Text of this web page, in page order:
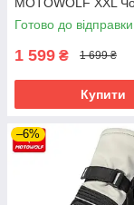
MDL0318
Готово до відправки
1 599 ₴ 1 699 ₴
Купити
–6%